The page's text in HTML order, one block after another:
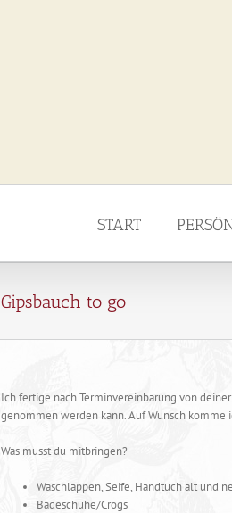
START
Gipsbauch to go
Ich fertige nach Terminvereinbarung von
genommen werden kann. Auf Wunsch komme
Was musst du mitbringen?
Waschlappen, Seife, Handtuch alt und
Badeschuhe/Crogs